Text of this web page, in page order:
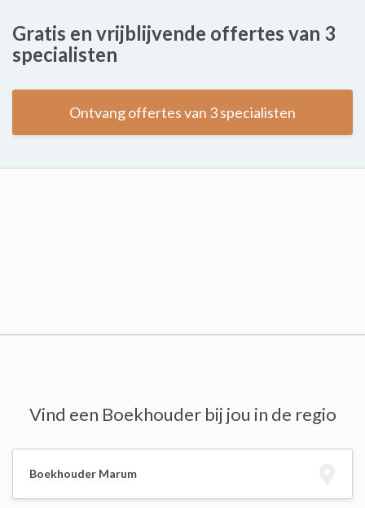
Gratis en vrijblijvende offertes van 3
specialisten
Ontvang offertes van 3 specialisten
Vind een Boekhouder bij jou in de regio
Boekhouder Marum